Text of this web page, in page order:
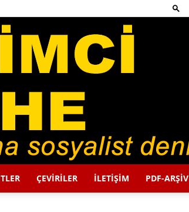
ÇEVİRİLER İLETİŞİM PDF-ARŞIV